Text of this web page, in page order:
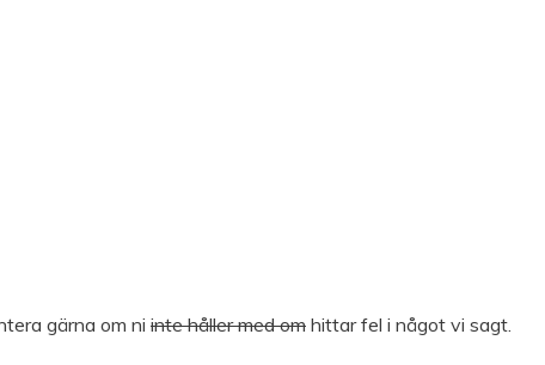
gärna om ni inte håller med om hittar fel i något vi sagt.